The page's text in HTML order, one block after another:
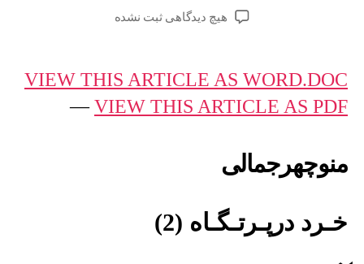
نوشته
هیچ دیدگاهیبرای
درپـرتـگـاه
–
ثبت نشده
VIEW THIS ARTICLE AS WORD.DOC
—VIEW THIS ARTICLE AS PDF
منوچهرجمالی
خـرد درپـرتـگـاه (2)